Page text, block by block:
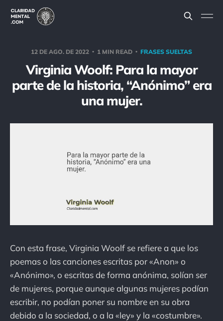
12 DE AGO. DE 2022 1 MIN READ FRASES SUELTAS
Virginia Woolf: Para la mayor
parte de la historia, “Anónimo” era
una mujer.
Con esta frase, Virginia Woolf se refiere a que los
poemas o las canciones escritas por «Anon» o
«Anónimo», o escritas de forma anónima, solían ser
de mujeres, porque aunque algunas mujeres podían
escribir, no podían poner su nombre en su obra
debido a la sociedad, o a la «ley» y la «costumbre».